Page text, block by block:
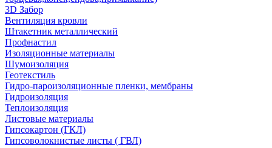
3D Забор
Вентиляция кровли
Штакетник металлический
Профнастил
Изоляционные материалы
Шумоизоляция
Геотекстиль
Гидро-пароизоляционные пленки, мембраны
Гидроизоляция
Теплоизоляция
Листовые материалы
Гипсокартон (ГКЛ)
Гипсоволокнистые листы ( ГВЛ)